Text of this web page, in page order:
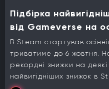
Підбірка
від Gameverse на
В Steam стартував
триватиме до 6 жовтня.
рекордні знижки на
найвигідніших знижок в